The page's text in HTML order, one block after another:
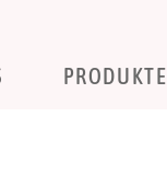
PRODUKTE